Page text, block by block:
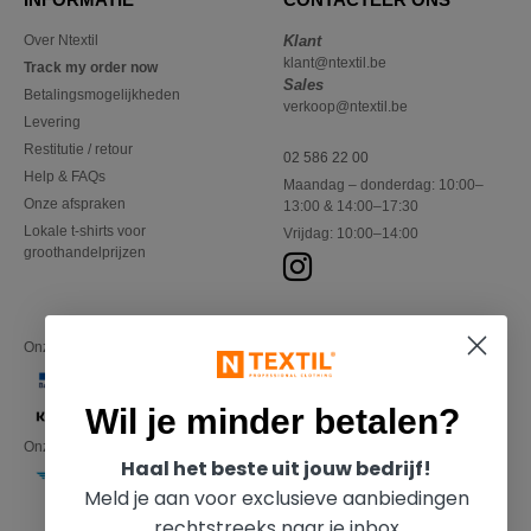
Over Ntextil
Track my order now
Betalingsmogelijkheden
Levering
Restitutie / retour
Help & FAQs
Onze afspraken
Lokale t-shirts voor
groothandelprijzen
Klant
klant@ntextil.be
Sales
verkoop@ntextil.be
02 586 22 00
Maandag – donderdag: 10:00–
13:00 & 14:00–17:30
Vrijdag: 10:00–14:00
Onze financiële partners
Onze transporteurs
Wil je minder betalen?
Haal het beste uit jouw bedrijf!
Meld je aan voor exclusieve aanbiedingen